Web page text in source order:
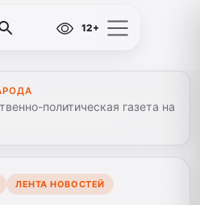
12+
политическая газета на
ЛЕНТА НОВОСТЕЙ